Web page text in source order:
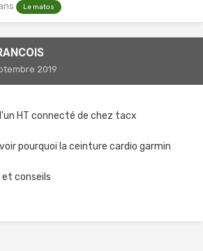
Le matos
2019
HT connecté de chez tacx
pourquoi la ceinture cardio garmin
et conseils